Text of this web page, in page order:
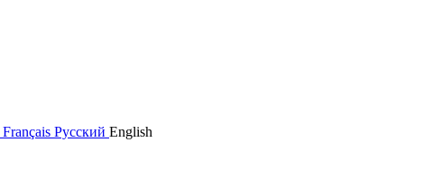
Français Русский English